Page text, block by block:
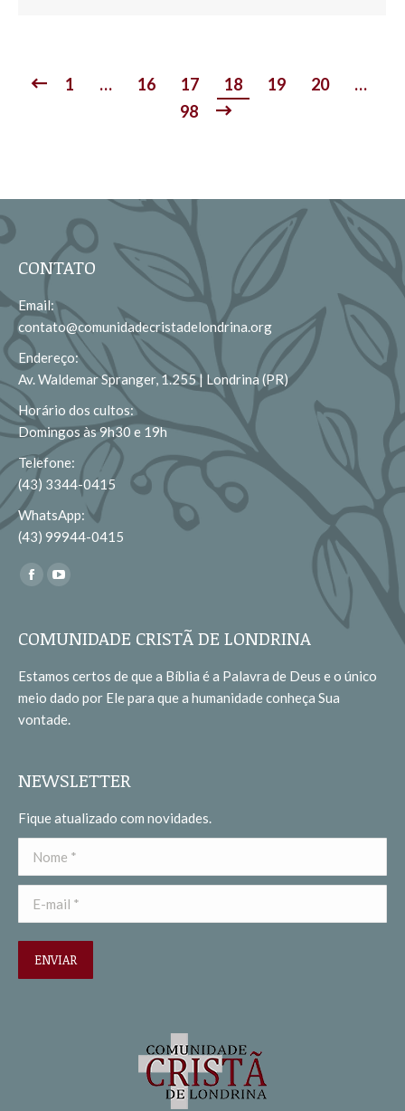
1 … 16 17 18 19 20
…
98
CONTATO
Email:
contato@comunidadecristadelondrina.org
Endereço:
Av. Waldemar Spranger, 1.255 | Londrina (PR)
Horário dos cultos:
Domingos às 9h30 e 19h
Telefone:
(43) 3344-0415
WhatsApp:
(43) 99944-0415
Encontre-nos em:
Facebook
opens
new
window
YouTube
opens
new
window
COMUNIDADE CRISTÃ DE LONDRINA
Estamos certos de que a Bíblia é a Palavra de Deus e o único
meio dado por Ele para que a humanidade conheça Sua
vontade.
NEWSLETTER
Fique atualizado com novidades.
Nome *
E-mail *
ENVIAR